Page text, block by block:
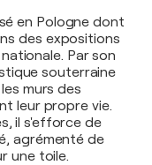
en Pologne dont
des expositions
Par son
souterraine
murs des
leur propre vie.
il s'efforce de
agrémenté de
une toile.